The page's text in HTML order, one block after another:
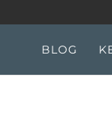
BLOG